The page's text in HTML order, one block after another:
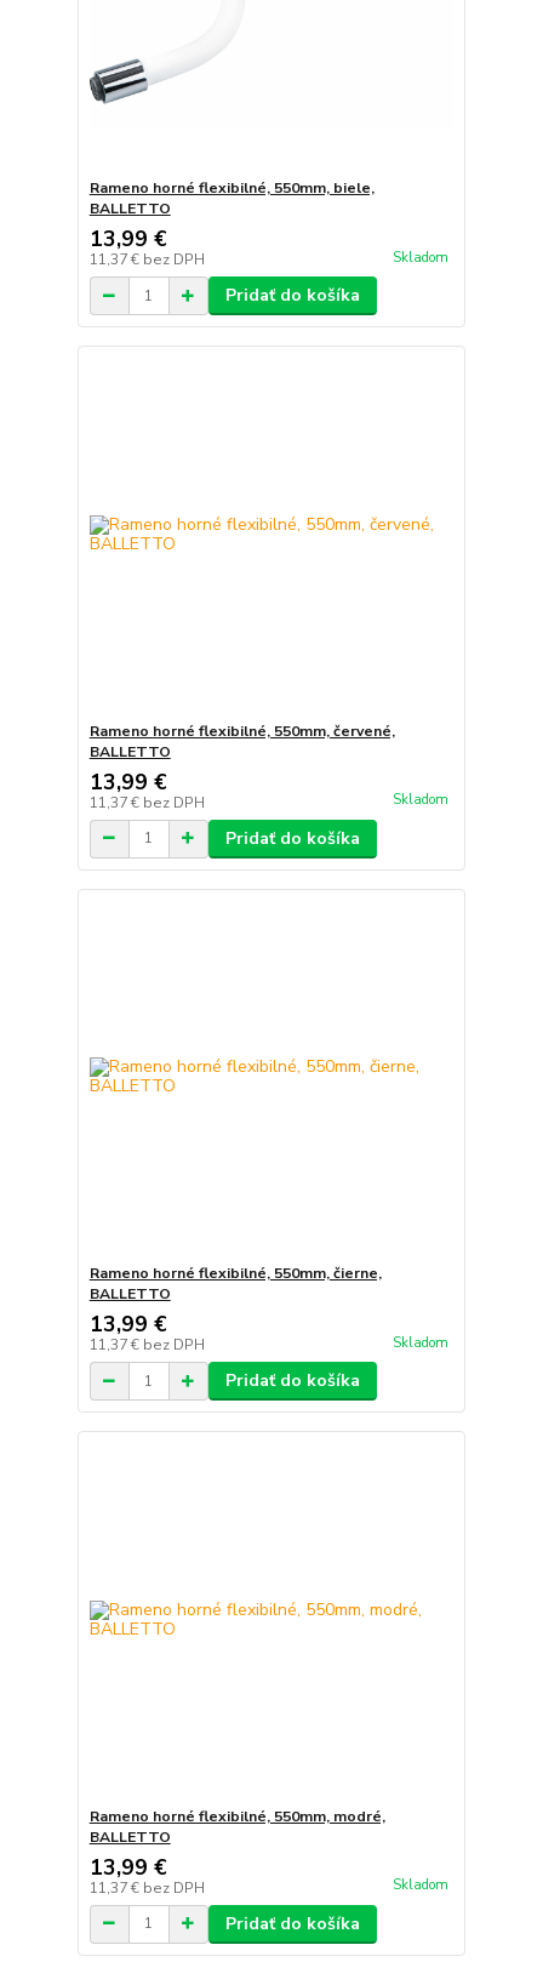
Rameno horné flexibilné, 550mm, biele,
BALLETTO
13,99 €
11,37 € bez DPH Skladom
Pridať do košíka
Rameno horné flexibilné, 550mm, červené,
BALLETTO
13,99 €
11,37 € bez DPH Skladom
Pridať do košíka
Rameno horné flexibilné, 550mm, čierne,
BALLETTO
13,99 €
11,37 € bez DPH Skladom
Pridať do košíka
Rameno horné flexibilné, 550mm, modré,
BALLETTO
13,99 €
11,37 € bez DPH Skladom
Pridať do košíka